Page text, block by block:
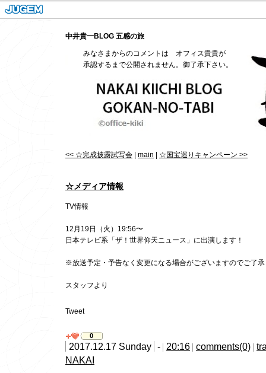
中井貴一BLOG 五感の旅
みなさまからのコメントは オフィス貴貴が
承認するまで公開されません。御了承下さい。
<< ☆完成披露試写会 main ☆国宝巡りキャンペーン >>
☆メディア情報
TV情報
12月19日（火）19:56〜
日本テレビ系「ザ！世界仰天ニュース」に出演します！
※放送予定・予告なく変更になる場合がございますのでご了
スタッフより
Tweet
0
2017.12.17 Sunday - 20:16 comments(0)
NAKAI